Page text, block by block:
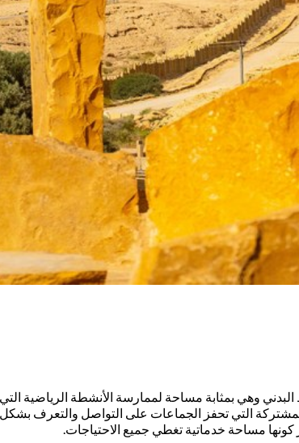
وهي بمثابة مساحة لممارسة الأنشطة الرياضية
التي تحفز الجماعات على التواصل والتعرف
كونها مساحة خدماتية تغطي جميع الاحتياجات.